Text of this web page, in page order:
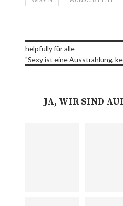
helpfully für alle
"Sexy ist eine Ausstrahlung,
JA, WIR SIND